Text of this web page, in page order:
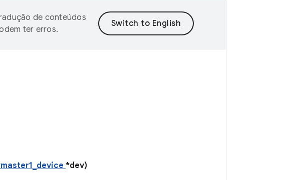
de conteúdos
ter erros.
*dev)